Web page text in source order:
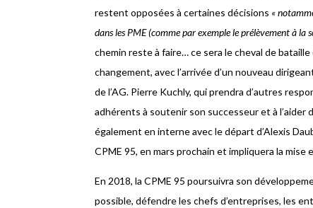
restent opposées à certaines décisions «
dans les PME (comme par exemple le prélèvement à
chemin reste à faire… ce sera le cheval de
changement, avec l’arrivée d’un nouveau
de l’AG. Pierre Kuchly, qui prendra d’autres
adhérents à soutenir son successeur et à
également en interne avec le départ d’Alexis
CPME 95, en mars prochain et impliquera la mise
En 2018, la CPME 95 poursuivra son
possible, défendre les chefs d’entreprises, les